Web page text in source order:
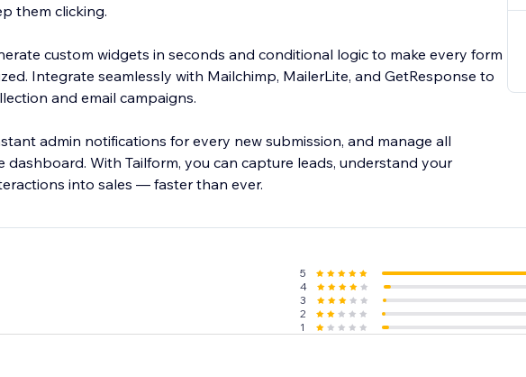
them clicking.
custom widgets in seconds and conditional logic to make every form
Integrate seamlessly with Mailchimp, MailerLite, and GetResponse to
and email campaigns.
admin notifications for every new submission, and manage all
dashboard. With Tailform, you can capture leads, understand your
into sales — faster than ever.
5
4
3
2
1